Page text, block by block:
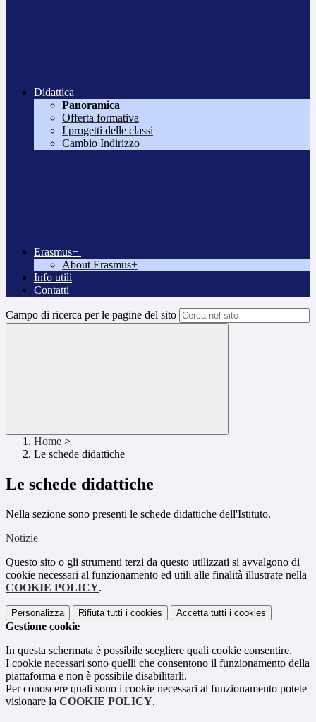
Didattica
Panoramica
Offerta formativa
I progetti delle classi
Cambio Indirizzo
Erasmus+
About Erasmus+
Info utili
Contatti
Campo di ricerca per le pagine del sito
Home >
Le schede didattiche
Le schede didattiche
Nella sezione sono presenti le schede didattiche dell'Istituto.
Notizie
Questo sito o gli strumenti terzi da questo utilizzati si avvalgono di
cookie necessari al funzionamento ed utili alle finalità illustrate nella
COOKIE POLICY.
Personalizza Rifiuta tutti i cookies Accetta tutti i cookies
Gestione cookie
In questa schermata è possibile scegliere quali cookie consentire.
I cookie necessari sono quelli che consentono il funzionamento della
piattaforma e non è possibile disabilitarli.
Per conoscere quali sono i cookie necessari al funzionamento potete
visionare la COOKIE POLICY.